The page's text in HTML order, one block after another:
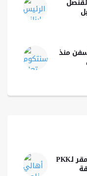
منذ
أهالي ناحية سنون يتظاهرون أمام مقر لـPKK